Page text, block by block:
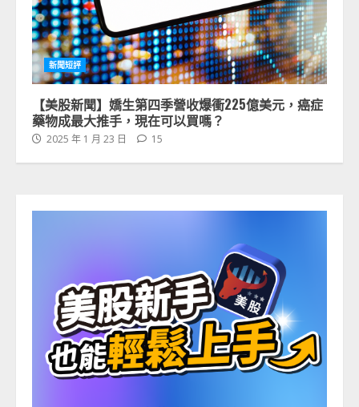
新聞短評
【美股新聞】嬌生第四季營收爆衝225億美元，癌症
藥物成最大推手，現在可以買嗎？
2025 年 1 月 23 日 15